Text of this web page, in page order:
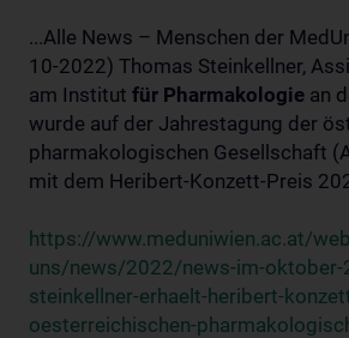
...Alle News – Menschen der
10-2022) Thomas Steinkellner,
am Institut für Pharmakologie an
wurde auf der Jahrestagung der
pharmakologischen Gesellschaft
mit dem Heribert-Konzett-Preis
https://www.meduniwien.ac.at/
uns/news/2022/news-im-
steinkellner-erhaelt-heribert-
oesterreichischen-